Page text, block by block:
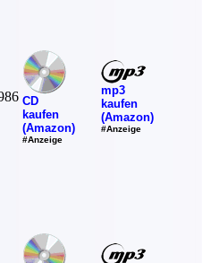
CD
kaufen
(Amazon)
#Anzeige
mp3
kaufen
(Amazon)
#Anzeige